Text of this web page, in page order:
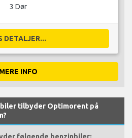
3 Dør
DETALJER...
MERE INFO
tilbyder Optimorent på
følgende benzinbiler: